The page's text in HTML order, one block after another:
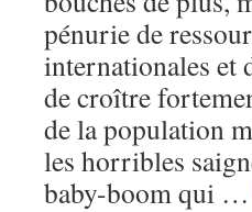
pénurie de
internationales et
de croître
de la population
les horribles
baby-boom qui …